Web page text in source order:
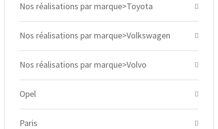
Nos réalisations par marque>Toyota
Nos réalisations par marque>Volkswagen
Nos réalisations par marque>Volvo
Opel
Paris